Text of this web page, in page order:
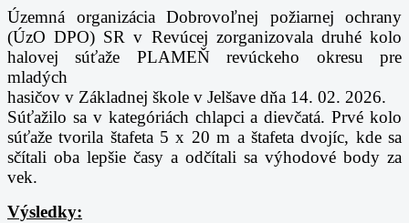
Územná organizácia Dobrovoľnej požiarnej ochrany
(ÚzO DPO) SR v Revúcej zorganizovala druhé kolo
halovej súťaže PLAMEŇ revúckeho okresu pre
mladých
hasičov v Základnej škole v Jelšave dňa 14. 02. 2026.
Súťažilo sa v kategóriách chlapci a dievčatá. Prvé kolo
súťaže tvorila štafeta 5 x 20 m a štafeta dvojíc, kde sa
sčítali oba lepšie časy a odčítali sa výhodové body za
vek.
Výsledky: